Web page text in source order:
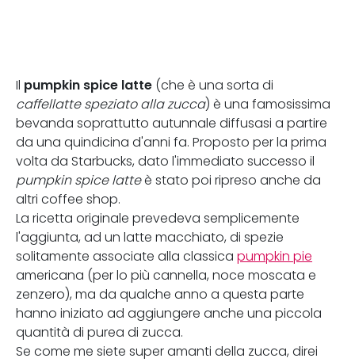
Il pumpkin spice latte (che è una sorta di
caffellatte speziato alla zucca) è una famosissima
bevanda soprattutto autunnale diffusasi a partire
da una quindicina d'anni fa. Proposto per la prima
volta da Starbucks, dato l'immediato successo il
pumpkin spice latteè stato poi ripreso anche da
altri coffee shop.
La ricetta originale prevedeva semplicemente
l'aggiunta, ad un latte macchiato, di spezie
solitamente associate alla classica pumpkin pie
americana (per lo più cannella, noce moscata e
zenzero), ma da qualche anno a questa parte
hanno iniziato ad aggiungere anche una piccola
quantità di purea di zucca.
Se come me siete super amanti della zucca, direi